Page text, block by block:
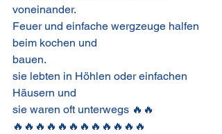
voneinander.
Feuer und einfache wergzeuge halfen
beim kochen und
bauen.
sie lebten in Höhlen oder einfachen
Häusern und
sie waren oft unterwegs 🔥🔥
🔥🔥🔥🔥🔥🔥🔥🔥🔥🔥🔥🔥